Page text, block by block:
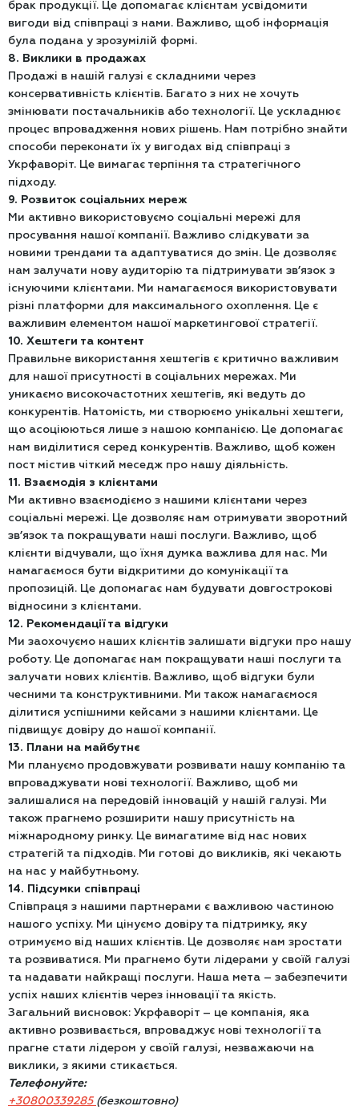
брак продукції. Це допомагає клієнтам усвідомити
вигоди від співпраці з нами. Важливо, щоб інформація
була подана у зрозумілій формі.
8. Виклики в продажах
Продажі в нашій галузі є складними через
консервативність клієнтів. Багато з них не хочуть
змінювати постачальників або технології. Це ускладнює
процес впровадження нових рішень. Нам потрібно знайти
способи переконати їх у вигодах від співпраці з
Укрфаворіт. Це вимагає терпіння та стратегічного
підходу.
9. Розвиток соціальних мереж
Ми активно використовуємо соціальні мережі для
просування нашої компанії. Важливо слідкувати за
новими трендами та адаптуватися до змін. Це дозволяє
нам залучати нову аудиторію та підтримувати зв’язок з
існуючими клієнтами. Ми намагаємося використовувати
різні платформи для максимального охоплення. Це є
важливим елементом нашої маркетингової стратегії.
10. Хештеги та контент
Правильне використання хештегів є критично важливим
для нашої присутності в соціальних мережах. Ми
уникаємо високочастотних хештегів, які ведуть до
конкурентів. Натомість, ми створюємо унікальні хештеги,
що асоціюються лише з нашою компанією. Це допомагає
нам виділитися серед конкурентів. Важливо, щоб кожен
пост містив чіткий меседж про нашу діяльність.
11. Взаємодія з клієнтами
Ми активно взаємодіємо з нашими клієнтами через
соціальні мережі. Це дозволяє нам отримувати зворотний
зв’язок та покращувати наші послуги. Важливо, щоб
клієнти відчували, що їхня думка важлива для нас. Ми
намагаємося бути відкритими до комунікації та
пропозицій. Це допомагає нам будувати довгострокові
відносини з клієнтами.
12. Рекомендації та відгуки
Ми заохочуємо наших клієнтів залишати відгуки про нашу
роботу. Це допомагає нам покращувати наші послуги та
залучати нових клієнтів. Важливо, щоб відгуки були
чесними та конструктивними. Ми також намагаємося
ділитися успішними кейсами з нашими клієнтами. Це
підвищує довіру до нашої компанії.
13. Плани на майбутнє
Ми плануємо продовжувати розвивати нашу компанію та
впроваджувати нові технології. Важливо, щоб ми
залишалися на передовій інновацій у нашій галузі. Ми
також прагнемо розширити нашу присутність на
міжнародному ринку. Це вимагатиме від нас нових
стратегій та підходів. Ми готові до викликів, які чекають
на нас у майбутньому.
14. Підсумки співпраці
Співпраця з нашими партнерами є важливою частиною
нашого успіху. Ми цінуємо довіру та підтримку, яку
отримуємо від наших клієнтів. Це дозволяє нам зростати
та розвиватися. Ми прагнемо бути лідерами у своїй галузі
та надавати найкращі послуги. Наша мета – забезпечити
успіх наших клієнтів через інновації та якість.
Загальний висновок: Укрфаворіт – це компанія, яка
активно розвивається, впроваджує нові технології та
прагне стати лідером у своїй галузі, незважаючи на
виклики, з якими стикається.
Телефонуйте:
+30800339285(безкоштовно)